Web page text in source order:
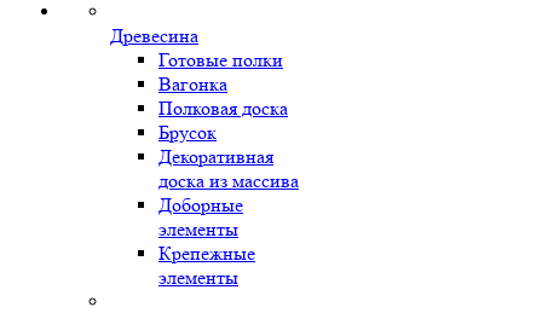
Древесина
Готовые полки
Вагонка
Полковая доска
Брусок
Декоративная
доска из массива
Доборные
элементы
Крепежные
элементы